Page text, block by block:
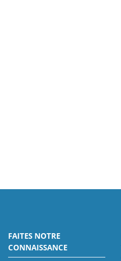
FAITES NOTRE
CONNAISSANCE